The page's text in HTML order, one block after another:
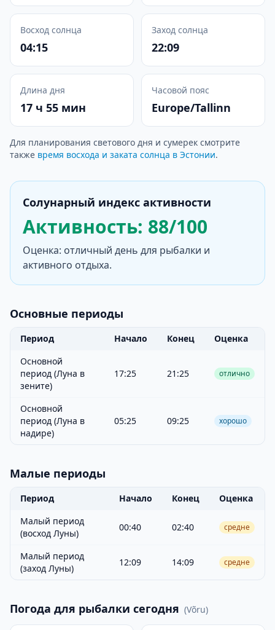
Восход солнца
04:15
Заход солнца
22:09
Длина дня
17 ч 55 мин
Часовой пояс
Europe/Tallinn
Для планирования светового дня и сумерек смотрите
также время восхода и заката солнца в Эстонии.
Солунарный индекс активности
Активность: 88/100
Оценка: отличный день для рыбалки и
активного отдыха.
Основные периоды
Период Начало Конец
Оценка
Основной
период (Луна в
зените)
17:25 21:25 отлично
Основной
период (Луна в
надире)
05:25 09:25 хорошо
Малые периоды
Период Начало Конец
Оценка
Малый период
(восход Луны)
00:40 02:40 средне
Малый период
(заход Луны)
12:09 14:09 средне
Погода для рыбалки сегодня (Võru)